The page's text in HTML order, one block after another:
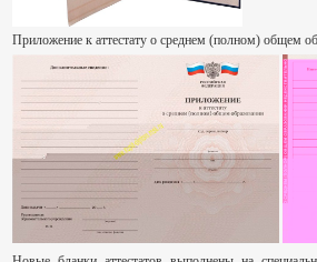
Приложение к аттестату о среднем (полном) общем